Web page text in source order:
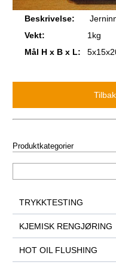
Beskrivelse:
Vekt:
1kg
Mål H x B x L:
Produktkategorier
TRYKKTESTING
KJEMISK RENGJØRING
HOT OIL FLUSHING